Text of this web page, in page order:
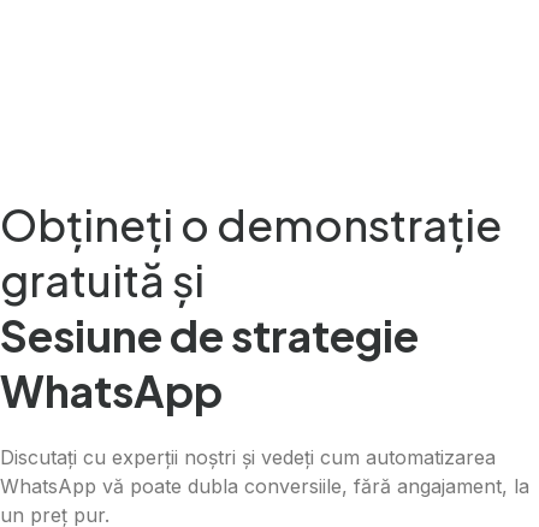
Obțineți o demonstrație
gratuită și
Sesiune de strategie
WhatsApp
Discutați cu experții noștri și vedeți cum automatizarea
WhatsApp vă poate dubla conversiile, fără angajament, la
un preț pur.